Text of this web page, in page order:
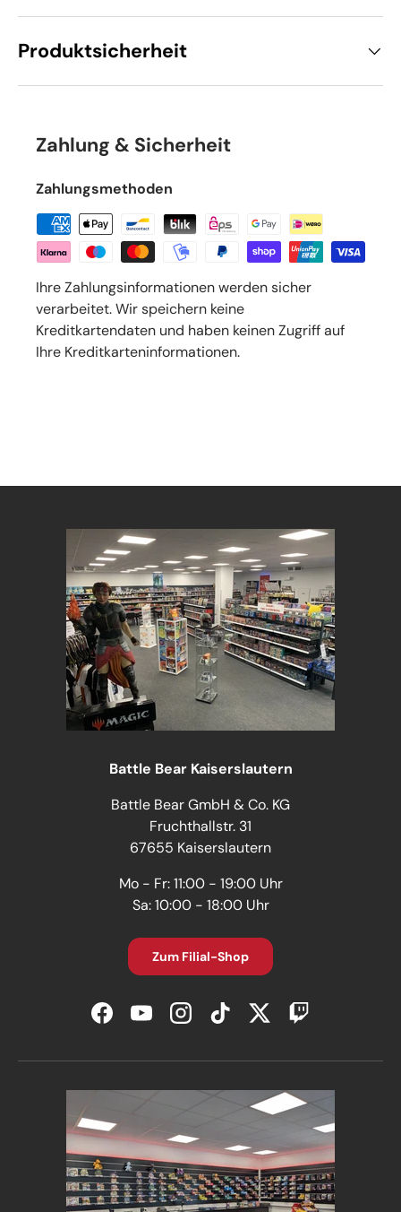
Produktsicherheit
Zahlung & Sicherheit
Zahlungsmethoden
Ihre Zahlungsinformationen werden sicher
verarbeitet. Wir speichern keine
Kreditkartendaten und haben keinen Zugriff auf
Ihre Kreditkarteninformationen.
Battle Bear Kaiserslautern
Battle Bear GmbH & Co. KG
Fruchthallstr. 31
67655 Kaiserslautern
Mo - Fr: 11:00 - 19:00 Uhr
Sa: 10:00 - 18:00 Uhr
Zum Filial-Shop
FacebookYouTubeInstagramTikTokTwitterTwitch